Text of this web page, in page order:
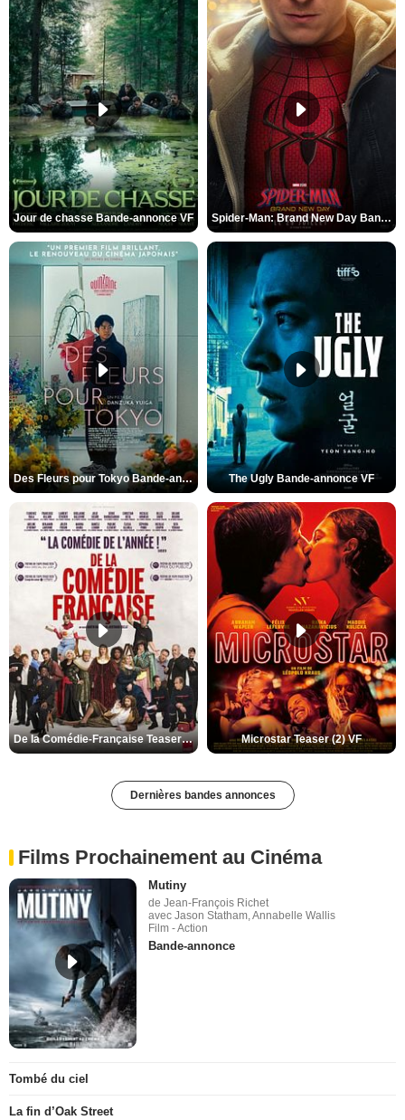
Jour de chasse Bande-annonce VF Spider-Man: Brand New Day Bande-annonce (3) VO STFR
Des Fleurs pour Tokyo Bande-annonce VO STFR The Ugly Bande-annonce VF
De la Comédie-Française Teaser (3) VF Microstar Teaser (2) VF
Dernières bandes annonces
Films Prochainement au Cinéma
Mutiny
de Jean-François Richet
avec Jason Statham, Annabelle Wallis
Film - Action
Bande-annonce
Tombé du ciel
La fin d’Oak Street